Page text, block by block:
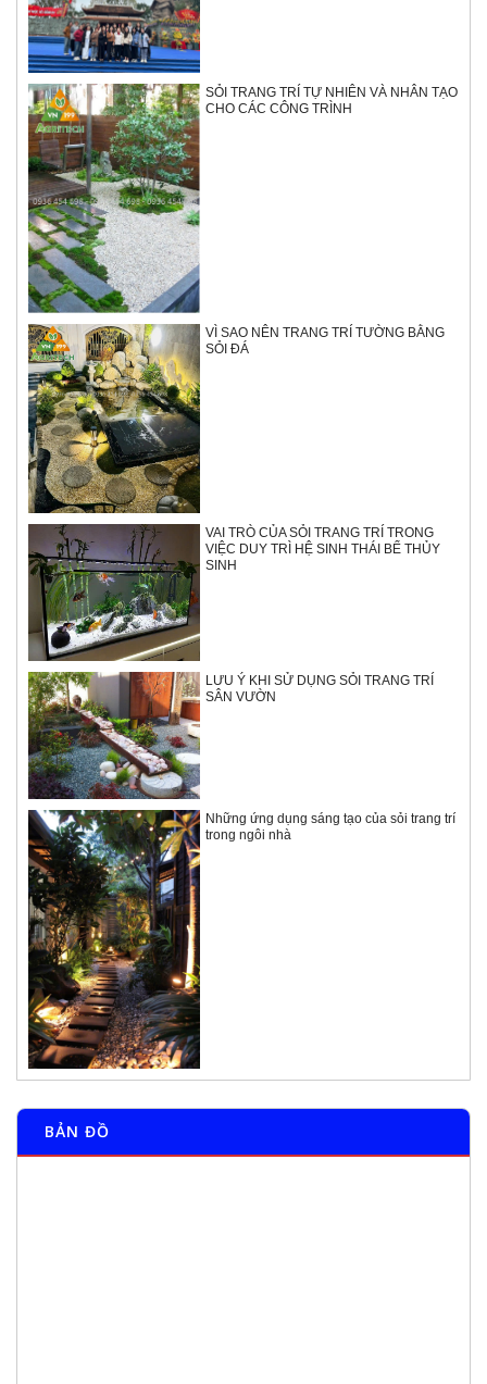
SỎI TRANG TRÍ TỰ NHIÊN VÀ NHÂN TẠO
CHO CÁC CÔNG TRÌNH
VÌ SAO NÊN TRANG TRÍ TƯỜNG BẰNG
SỎI ĐÁ
VAI TRÒ CỦA SỎI TRANG TRÍ TRONG
VIỆC DUY TRÌ HỆ SINH THÁI BỂ THỦY
SINH
LƯU Ý KHI SỬ DỤNG SỎI TRANG TRÍ
SÂN VƯỜN
Những ứng dụng sáng tạo của sỏi trang trí
trong ngôi nhà
BẢN ĐỒ